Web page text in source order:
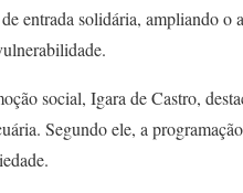
entrada solidária, ampliando o
social, Igara de Castro,
Segundo ele, a